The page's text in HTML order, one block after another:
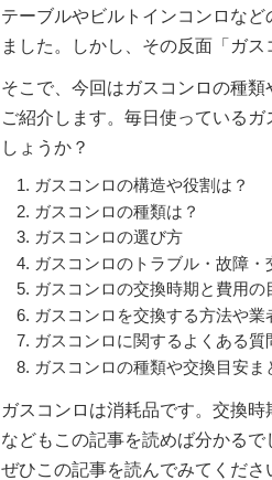
テーブルやビルトインコンロな
ました。しかし、その反面「ガ
そこで、今回はガスコンロの種
ご紹介します。毎日使っている
しょうか？
ガスコンロの構造や役割は？
ガスコンロの種類は？
ガスコンロの選び方
ガスコンロのトラブル・故障・
ガスコンロの交換時期と費用の
ガスコンロを交換する方法や業
ガスコンロに関するよくある質
ガスコンロの種類や交換目安ま
ガスコンロは消耗品です。交換
などもこの記事を読めば分かるで
ぜひこの記事を読んでみてくださ